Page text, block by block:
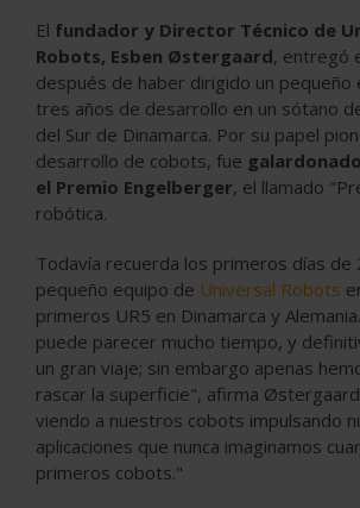
El fundador y Director Técnico de
Robots, Esben Østergaard, entregó
después de haber dirigido un pequeño
tres años de desarrollo en un sótano
del Sur de Dinamarca. Por su papel
desarrollo de cobots, fue
el Premio Engelberger, el llamado
robótica.
Todavía recuerda los primeros días de
pequeño equipo de Universal Robots
primeros UR5 en Dinamarca y
puede parecer mucho tiempo, y
un gran viaje; sin embargo apenas
rascar la superficie", afirma
viendo a nuestros cobots impulsando
aplicaciones que nunca imaginamos
primeros cobots."